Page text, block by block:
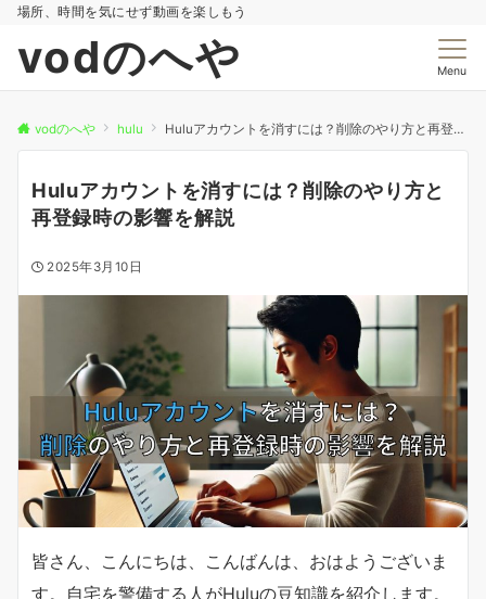
場所、時間を気にせず動画を楽しもう
vodのへや Menu
vodのへや hulu Huluアカウントを消すには？削除のやり方と再登録時の影響を解説
Huluアカウントを消すには？削除のやり方と
再登録時の影響を解説
2025年3月10日
皆さん、こんにちは、こんばんは、おはようございま
す。自宅を警備する人がHuluの豆知識を紹介します。